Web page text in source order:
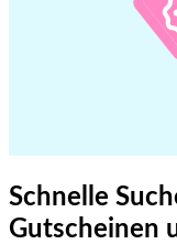
Schnelle
Gutscheinen